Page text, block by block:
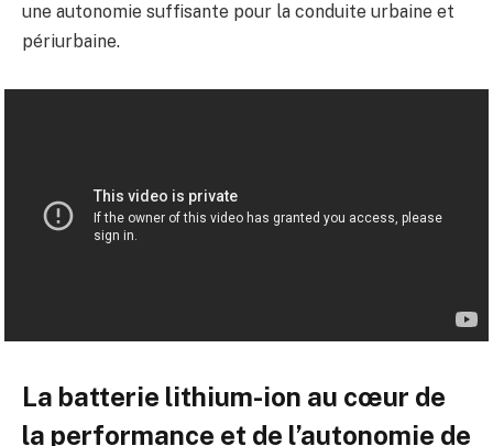
une autonomie suffisante pour la conduite urbaine et
périurbaine.
La batterie lithium-ion au cœur de
la performance et de l’autonomie de